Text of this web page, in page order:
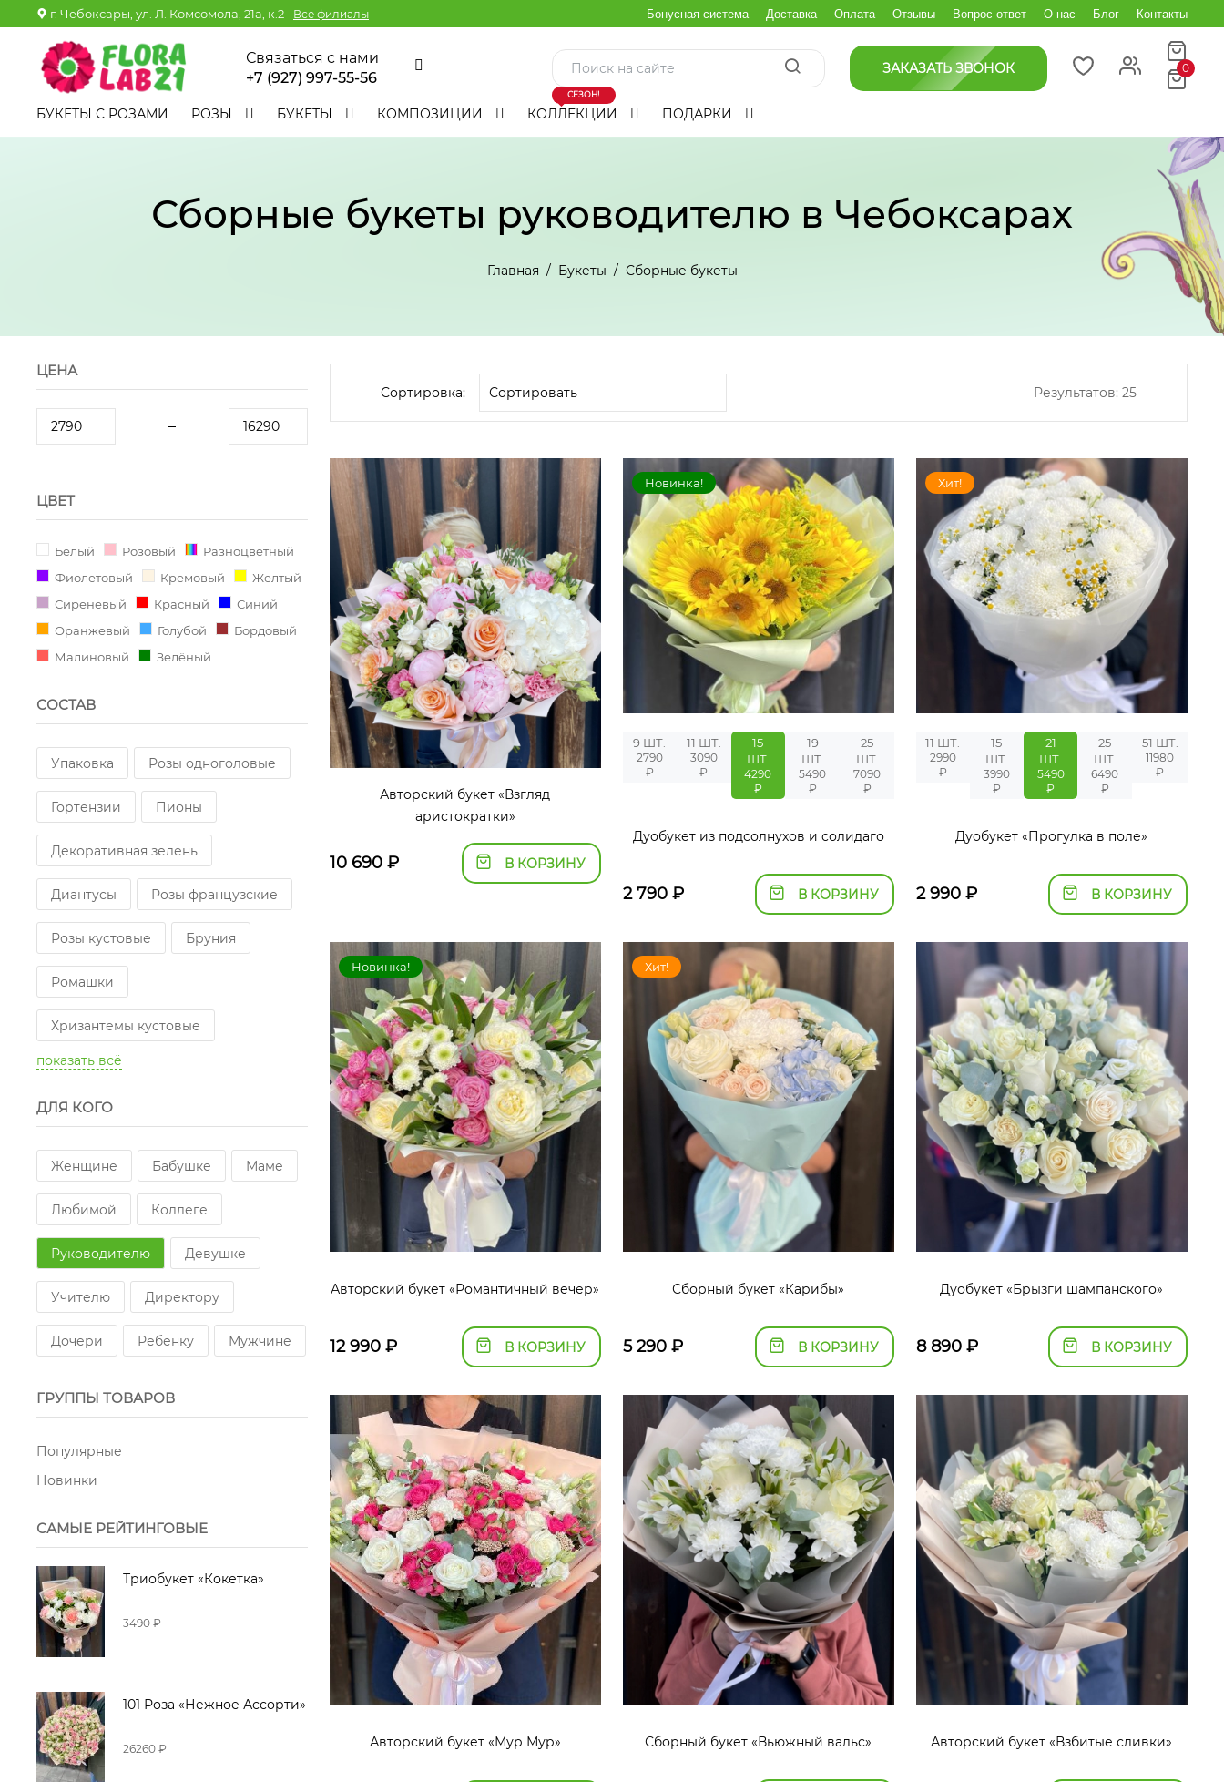
г. Чебоксары, ул. Л. Комсомола, 21а, к.2 Все филиалы Бонусная система Доставка Оплата Отзывы Вопрос-ответ О нас Блог Контакты
Связаться с нами
+7 (927) 997-55-56
ЗАКАЗАТЬ ЗВОНОК 0
БУКЕТЫ С РОЗАМИ РОЗЫ БУКЕТЫ КОМПОЗИЦИИ КОЛЛЕКЦИИ
СЕЗОН!
ПОДАРКИ
Сборные букеты руководителю в Чебоксарах
Главная Букеты Сборные букеты
ЦЕНА
ЦВЕТ
Белый Розовый
Разноцветный
Фиолетовый
Кремовый
Желтый
Сиреневый
Красный
Синий
Оранжевый
Голубой
Бордовый
Малиновый
Зелёный
СОСТАВ
Упаковка Розы одноголовые
Гортензии Пионы
Декоративная зелень
Диантусы Розы французские
Розы кустовые Бруния
Ромашки
Хризантемы кустовые
Альстромерии
Эустомы
Розы пионовидные одноголовые
Подсолнухи
Розы пионовидные кустовые
Озотамнус
Лагурус Маттиола
Ирисы
Хризантемы одноголовые
показать всё
ДЛЯ КОГО
Женщине Бабушке Маме
Любимой Коллеге
Руководителю Девушке
Учителю Директору
Дочери Ребенку Мужчине
ГРУППЫ ТОВАРОВ
Популярные
Новинки
САМЫЕ РЕЙТИНГОВЫЕ
Триобукет «Кокетка»
3490 ₽
101 Роза «Нежное Ассорти»
26260 ₽
Сортировка: Результатов: 25
Авторский букет «Взгляд
аристократки»
10 690 ₽ В КОРЗИНУ
Новинка!
9 ШТ.
2790
₽
11 ШТ.
3090
₽
15
ШТ.
4290
₽
19
ШТ.
5490
₽
25
ШТ.
7090
₽
Дуобукет из подсолнухов и солидаго
2 790₽ В КОРЗИНУ
Хит!
11 ШТ.
2990
₽
15
ШТ.
3990
₽
21
ШТ.
5490
₽
25
ШТ.
6490
₽
51 ШТ.
11980
₽
Дуобукет «Прогулка в поле»
2 990₽ В КОРЗИНУ
Новинка!
Авторский букет «Романтичный вечер»
12 990 ₽ В КОРЗИНУ
Хит!
Сборный букет «Карибы»
5 290₽ В КОРЗИНУ
Дуобукет «Брызги шампанского»
8 890₽ В КОРЗИНУ
Авторский букет «Мур Мур» Сборный букет «Вьюжный вальс» Авторский букет «Взбитые сливки»